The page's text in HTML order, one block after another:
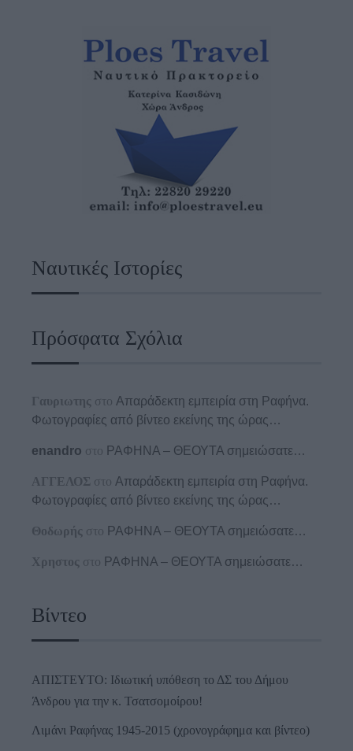
Ναυτικές Ιστορίες
Πρόσφατα Σχόλια
Γαυριωτης στο Απαράδεκτη εμπειρία στη Ραφήνα.
Φωτογραφίες από βίντεο εκείνης της ώρας…
enandro στο ΡΑΦΗΝΑ – ΘΕΟΥΤΑ σημειώσατε…
ΑΓΓΕΛΟΣ στο Απαράδεκτη εμπειρία στη Ραφήνα.
Φωτογραφίες από βίντεο εκείνης της ώρας…
Θοδωρής στο ΡΑΦΗΝΑ – ΘΕΟΥΤΑ σημειώσατε…
Χρηστος στο ΡΑΦΗΝΑ – ΘΕΟΥΤΑ σημειώσατε…
Βίντεο
ΑΠΙΣΤΕΥΤΟ: Ιδιωτική υπόθεση το ΔΣ του Δήμου
Άνδρου για την κ. Τσατσομοίρου!
Λιμάνι Ραφήνας 1945-2015 (χρονογράφημα και βίντεο)